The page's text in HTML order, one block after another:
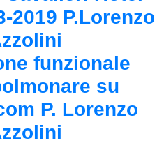
2019 P.Lorenzo
funzionale
su
P. Lorenzo